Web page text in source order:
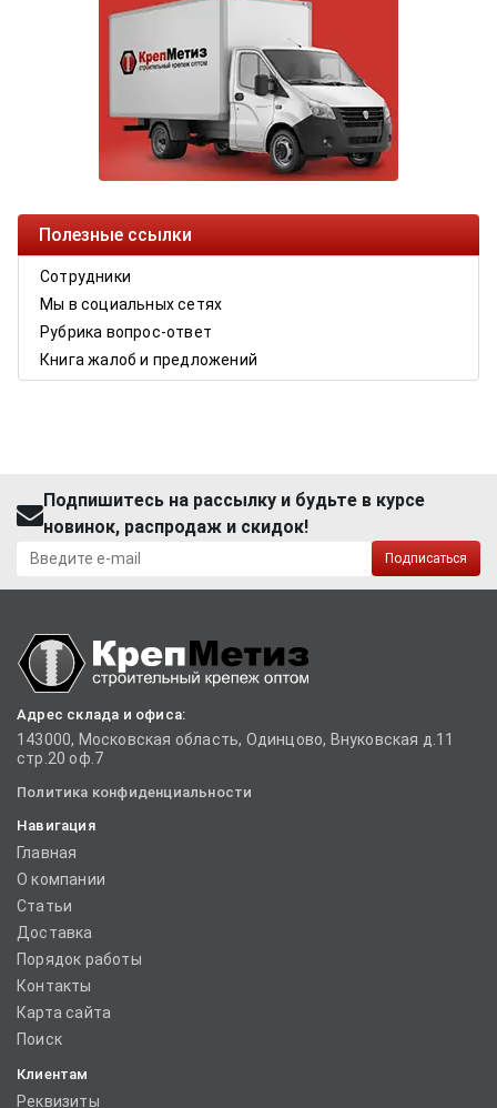
Полезные ссылки
Сотрудники
Мы в социальных сетях
Рубрика вопрос-ответ
Книга жалоб и предложений
Подпишитесь на рассылку и будьте в курсе
новинок, распродаж и скидок!
Подписаться
Адрес склада и офиса:
143000, Московская область, Одинцово, Внуковская д.11
стр.20 оф.7
Политика конфиденциальности
Навигация
Главная
О компании
Статьи
Доставка
Порядок работы
Контакты
Карта сайта
Поиск
Клиентам
Реквизиты